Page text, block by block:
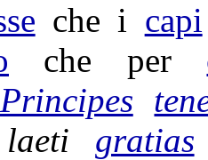
che i capi
che per
Principes
laeti
gratias